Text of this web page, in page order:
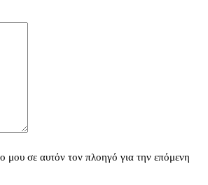
σε αυτόν τον πλοηγό για την επόμενη